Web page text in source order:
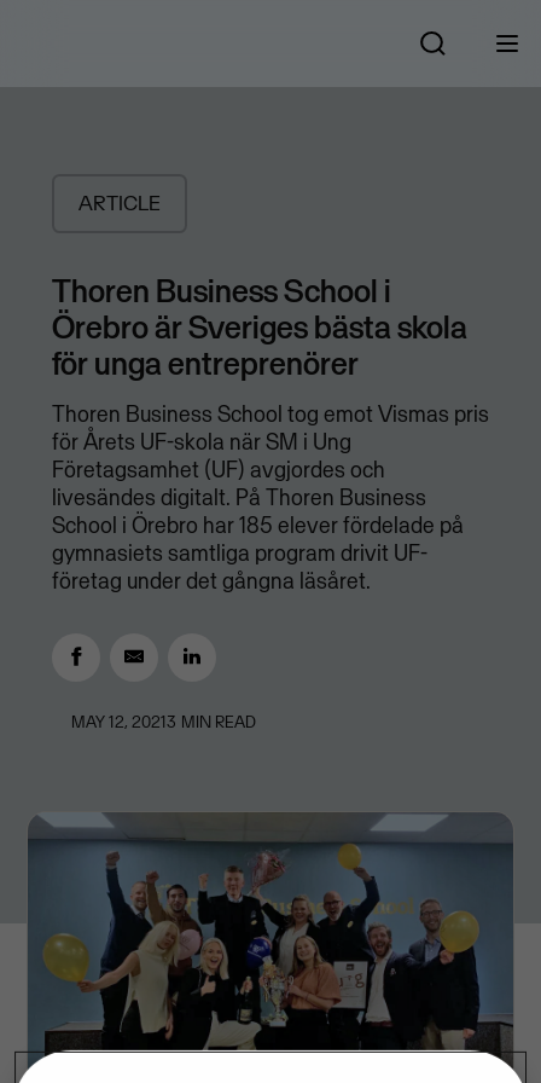
ARTICLE
Thoren Business School i
Örebro är Sveriges bästa skola
för unga entreprenörer
Thoren Business School tog emot Vismas pris
för Årets UF-skola när SM i Ung
Företagsamhet (UF) avgjordes och
livesändes digitalt. På Thoren Business
School i Örebro har 185 elever fördelade på
gymnasiets samtliga program drivit UF-
företag under det gångna läsåret.
MAY 12, 20213 MIN READ